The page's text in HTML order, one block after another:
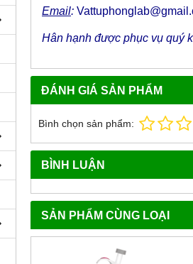
Email:
Hân hạnh được phục vụ quý
ĐÁNH GIÁ SẢN PHẨM
Bình chọn sản phẩm:
BÌNH LUẬN
SẢN PHẨM CÙNG LOẠI